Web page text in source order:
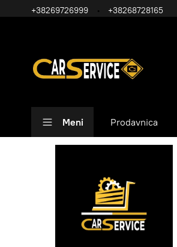
+38269726999 +38268728165
Meni Prodavnica